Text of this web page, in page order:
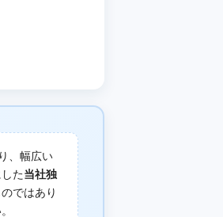
、幅広い
た当社独
ではあり